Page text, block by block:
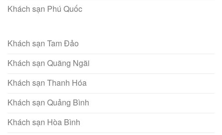
Khách sạn Phú Quốc
Khách sạn Tam Đảo
Khách sạn Quãng Ngãi
Khách sạn Thanh Hóa
Khách sạn Quảng Bình
Khách sạn Hòa Bình